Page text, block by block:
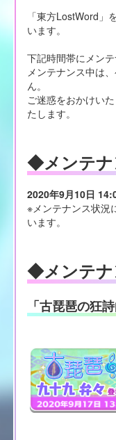
「東方LostWord」
います。
下記時間帯にメンテ
メンテナンス中は
ん。
ご迷惑をおかけい
たします。
◆メンテナ
2020年9月10日
※メンテナンス状況
います。
◆メンテナ
「古琵琶の狂